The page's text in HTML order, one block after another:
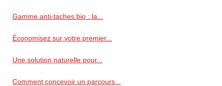
Gamme anti‑taches bio : la...
Économisez sur votre premier...
Une solution naturelle pour...
Comment concevoir un parcours...